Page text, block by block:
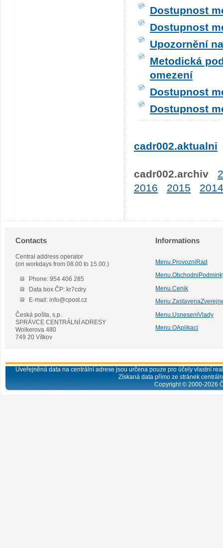
Dostupnost
Dostupnost
Upozornění
Metodická
omezení
Dostupnost
Dostupnost
cadr002.aktualni
cadr002.archiv
2016
2015 2014
Contacts
Central address operator
(on workdays from 08.00 to 15.00.)
Phone: 954 406 285
Data box ČP: kr7cdry
E-mail: info@cpost.cz
Česká pošta, s.p.
SPRÁVCE CENTRÁLNÍ ADRESY
Wolkerova 480
749 20 Vítkov
Informations
Menu.ProvozniRad
Menu.Cenik
Menu.UsneseniVlady
Menu.OAplikaci
Uveřejněná data na centrální adrese jsou určena pouze pro účely vlastní
Získaná data přímo ze stránek
Copyright © 2000-2026